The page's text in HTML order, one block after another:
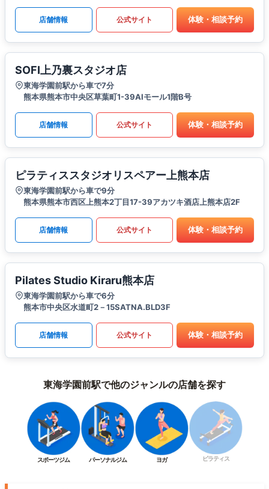
店舗情報 公式サイト 体験・相談予約
SOFI上乃裏スタジオ店
東海学園前駅から車で7分
熊本県熊本市中央区草葉町1-39AIモール1階B号
店舗情報 公式サイト 体験・相談予約
ピラティススタジオリスペアー上熊本店
東海学園前駅から車で9分
熊本県熊本市西区上熊本2丁目17-39アカツキ酒店上熊本店2F
店舗情報 公式サイト 体験・相談予約
Pilates Studio Kiraru熊本店
東海学園前駅から車で6分
熊本市中央区水道町2－15SATNA.BLD3F
店舗情報 公式サイト 体験・相談予約
東海学園前駅で他のジャンルの店舗を探す
スポーツジム パーソナルジム ヨガ ピラティス